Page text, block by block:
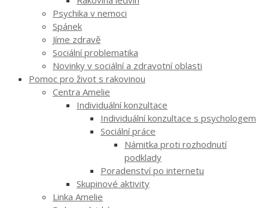
Psychika v nemoci
Spánek
Jíme zdravě
Sociální problematika
Novinky v sociální a zdravotní oblasti
Pomoc pro život s rakovinou
Centra Amelie
Individuální konzultace
Individuální konzultace s psychologem
Sociální práce
Námitka proti rozhodnutí
podklady
Poradenství po internetu
Skupinové aktivity
Linka Amelie